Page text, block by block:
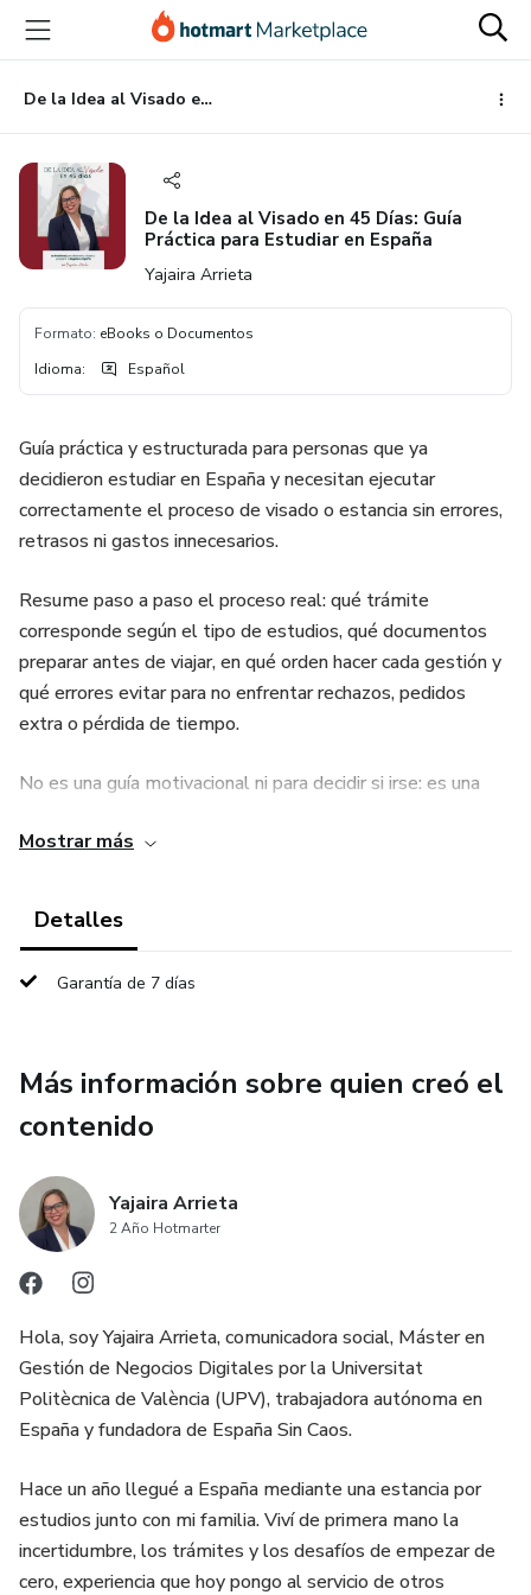
principal
página
de
página
De la Idea al Visado en 45 Días: Guía Práctica para Estudiar en España
De la Idea al Visado en 45 Días: Guía
Práctica para Estudiar en España
Yajaira Arrieta
Formato: eBooks o Documentos
Idioma: Español
Guía práctica y estructurada para personas que ya
decidieron estudiar en España y necesitan ejecutar
correctamente el proceso de visado o estancia sin errores,
retrasos ni gastos innecesarios.
Resume paso a paso el proceso real: qué trámite
corresponde según el tipo de estudios, qué documentos
preparar antes de viajar, en qué orden hacer cada gestión y
qué errores evitar para no enfrentar rechazos, pedidos
extra o pérdida de tiempo.
No es una guía motivacional ni para decidir si irse: es una
actualizada al contexto migratorio español.
que permite:
solicitar en España según el plan de estudios
Saber qué documentos preparar antes de comprar el
pasaje
Ejecutar los trámites en el orden correcto, evitando
retrasos
Evitar errores comunes que generan rechazos,
requerimientos adicionales o pérdida de dinero
Detectar estafas, información obsoleta o decisiones mal
informadas
Validar si el plan de estudios elegido sirve realmente para
el trámite migratorio
Mostrar más
Detalles
Garantía de 7 días
Más información sobre quien creó el
contenido
Yajaira Arrieta
2 Año Hotmarter
Hola, soy Yajaira Arrieta, comunicadora social, Máster en
Gestión de Negocios Digitales por la Universitat
Politècnica de València (UPV), trabajadora autónoma en
España y fundadora de España Sin Caos.
Hace un año llegué a España mediante una estancia por
estudios junto con mi familia. Viví de primera mano la
incertidumbre, los trámites y los desafíos de empezar de
cero, experiencia que hoy pongo al servicio de otros